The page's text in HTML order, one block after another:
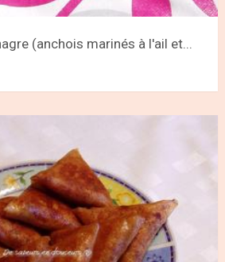
(anchois marinés à l'ail et...